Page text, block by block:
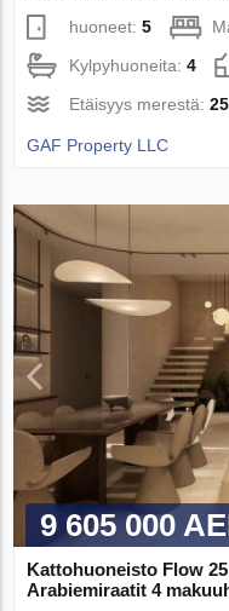
huoneet:5
Kylpyhuoneita:4
Etäisyys merestä:
GAF Property LLC
9 605 000
Kattohuoneisto Flow
Arabiemiraatit 4